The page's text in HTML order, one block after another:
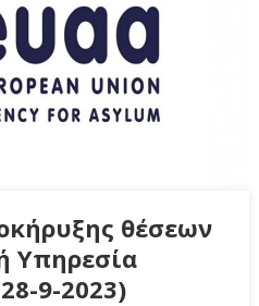
θέσεων
Υπηρεσία
9-2023)